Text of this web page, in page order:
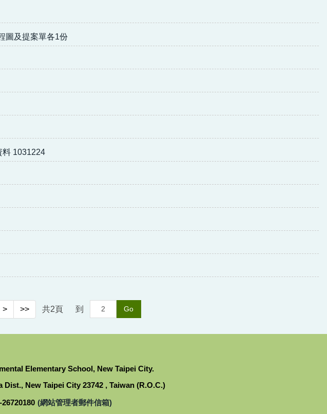
圖及提案單各1份
料 1031224
> >> 共2頁 到 Go
Elementary School, New Taipei City.
New Taipei City 23742 , Taiwan (R.O.C.)
(網站管理者郵件信箱)